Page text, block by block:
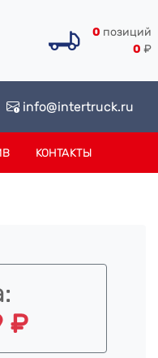
0 позиций
0 ₽
info@intertruck.ru
КОНТАКТЫ
₽